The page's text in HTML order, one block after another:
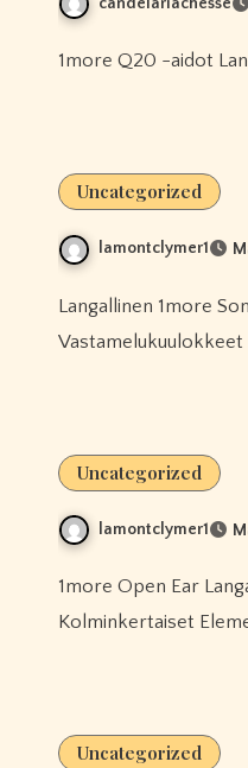
1more Q20 -aidot
Uncategorized
lamontclymer1
Langallinen 1more Sonoflow Langattomat Aktiivista Melua Vaimentavat Kuulokkeet 1more Sonoflow SE
Vastamelukuulokkeet
Uncategorized
lamontclymer1
1more Open Ear Langattomat Kuulokkeet S51 1more Sleeping Earbuds Z30 -unikuulokkeet 1more
Kolminkertaiset
Uncategorized